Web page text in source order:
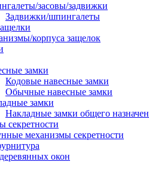
засовы/задвижки
Задвижки/шпингалеты
корпуса защелок
замки
Кодовые навесные замки
Обычные навесные замки
замки
Накладные замки общего
секретности
механизмы секретности
окон